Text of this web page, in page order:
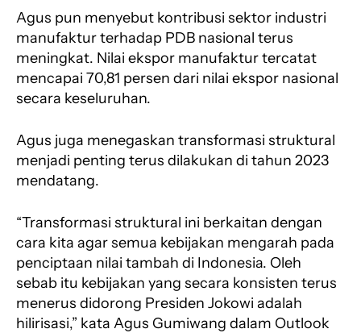
Agus pun menyebut kontribusi sektor industri
manufaktur terhadap PDB nasional terus
meningkat. Nilai ekspor manufaktur tercatat
mencapai 70,81 persen dari nilai ekspor nasional
secara keseluruhan.
Agus juga menegaskan transformasi struktural
menjadi penting terus dilakukan di tahun 2023
mendatang.
“Transformasi struktural ini berkaitan dengan
cara kita agar semua kebijakan mengarah pada
penciptaan nilai tambah di Indonesia. Oleh
sebab itu kebijakan yang secara konsisten terus
menerus didorong Presiden Jokowi adalah
hilirisasi,” kata Agus Gumiwang dalam Outlook